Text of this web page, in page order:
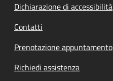
Dichiarazione di accessibilità
Contatti
Prenotazione appuntamento
Richiedi assistenza